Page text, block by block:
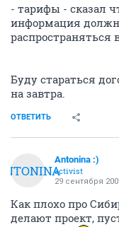
- тарифы - сказал
информация
распространяться
Буду стараться
на завтра.
ОТВЕТИТЬ
Antonina :)
activist
29 сентября
Как плохо про
делают проект,